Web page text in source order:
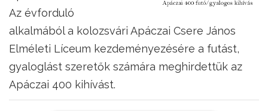
Az évforduló
alkalmából a kolozsvári Apáczai Csere János
Elméleti Líceum kezdeményezésére a futást,
gyaloglást szeretők számára meghirdettük az
Apáczai 400 kihívást.